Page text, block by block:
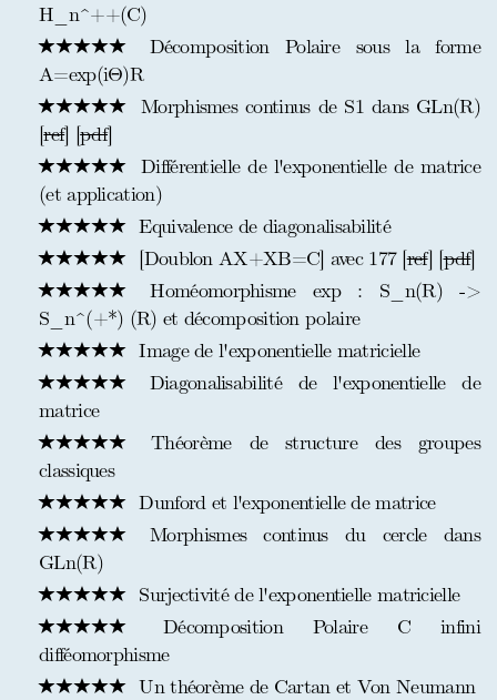
H_n^++(C)
Décomposition Polaire sous la forme
A=exp(iΘ)R
Morphismes continus de S1 dans GLn(R)
[ref] [pdf]
Différentielle de l'exponentielle de matrice
(et application)
Equivalence de diagonalisabilité
[Doublon AX+XB=C] avec 177 [ref] [pdf]
Homéomorphisme exp : S_n(R) ->
S_n^(+*) (R) et décomposition polaire
Image de l'exponentielle matricielle
Diagonalisabilité de l'exponentielle de
matrice
Théorème de structure des groupes
classiques
Dunford et l'exponentielle de matrice
Morphismes continus du cercle dans
GLn(R)
Surjectivité de l'exponentielle matricielle
Décomposition Polaire C infini
difféomorphisme
Un théorème de Cartan et Von Neumann